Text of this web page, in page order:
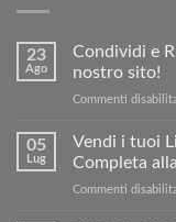
23
Ago
Condividi e
nostro sito!
Commenti
05
Lug
Vendi i tuoi
Completa
Commenti